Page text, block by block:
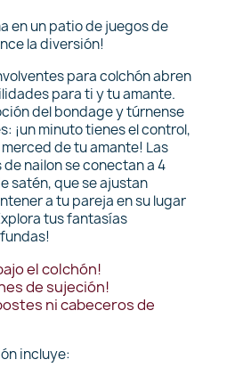
en un patio de juegos de
la diversión!
para colchón abren
para ti y tu amante.
del bondage y túrnense
¡un minuto tienes el control,
de tu amante! Las
nailon se conectan a 4
satén, que se ajustan
a tu pareja en su lugar
tus fantasías
el colchón!
de sujeción!
ni cabeceros de
incluye: